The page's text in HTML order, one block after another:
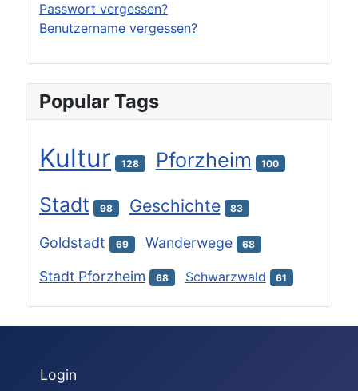
Passwort vergessen?
Benutzername vergessen?
Popular Tags
Kultur 128 Pforzheim 100
Stadt 98 Geschichte 83
Goldstadt 69 Wanderwege 68
Stadt Pforzheim 68 Schwarzwald 61
Login